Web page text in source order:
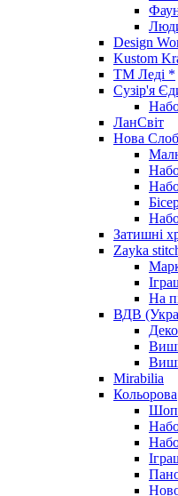
Design
Kustom
ТМ Леді *
Сузір'я
ЛанСвіт
Нова
Затишні
Zayka
На
ВДВ
Mirabilia
Кольорова